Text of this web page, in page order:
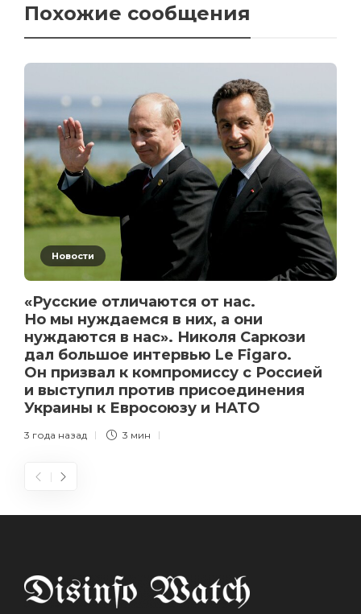
Похожие сообщения
Новости
«Русские отличаются от нас.
Но мы нуждаемся в них, а они
нуждаются в нас». Николя Саркози
дал большое интервью Le Figaro.
Он призвал к компромиссу с Россией
и выступил против присоединения
Украины к Евросоюзу и НАТО
3 года назад 3 мин